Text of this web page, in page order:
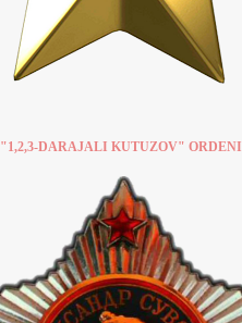
"1,2,3-DARAJALI KUTUZOV" ORDENI